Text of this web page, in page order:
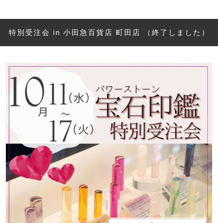
特別受注会 in 小田急百貨店 町田店 （終了しました）